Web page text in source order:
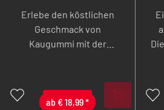
ab € 18,99*
Erlebe den köstlichen
Geschmack von
Kaugummi mit der
Mix mit absolutem All-
Day-Potenzial.